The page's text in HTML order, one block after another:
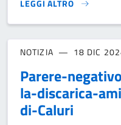
LEGGI ALTRO
GIORNO DELLA
NOTIZIA 18 DIC
Parere-
la-discarica-
di-Caluri